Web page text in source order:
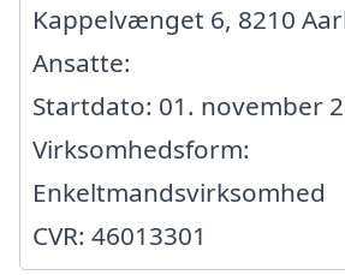
Kappelvænget 6, 8210
Ansatte:
Startdato: 01. november
Virksomhedsform:
Enkeltmandsvirksomhed
CVR: 46013301